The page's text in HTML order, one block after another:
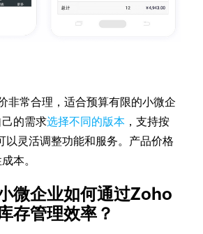
非常合理，适合预算有限的小微企
的需求选择不同的版本 ，支持按
以灵活调整功能和服务。产品价格
本。
微企业如何通过Zoho
存管理效率？